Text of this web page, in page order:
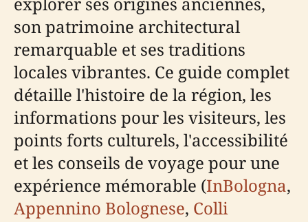
son patrimoine architectural
remarquable et ses traditions
locales vibrantes. Ce guide complet
détaille l'histoire de la région, les
informations pour les visiteurs, les
points forts culturels, l'accessibilité
et les conseils de voyage pour une
expérience mémorable (InBologna,
Appennino Bolognese, Colli